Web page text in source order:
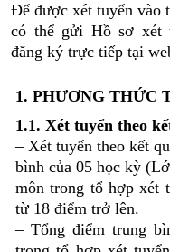
Để được xét tuyển vào
có thể gửi Hồ sơ xét
đăng ký trực tiếp tại
1. PHƯƠNG THỨC
1.1. Xét tuyển theo
– Xét tuyển theo kết
bình của 05 học kỳ
môn trong tổ hợp xét
từ 18 điểm trở lên.
– Tổng điểm trung